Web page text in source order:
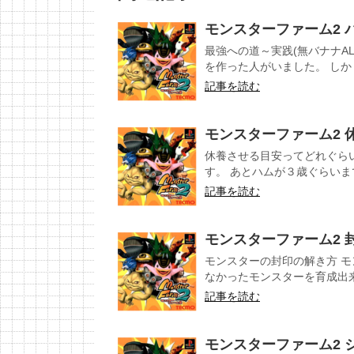
モンスターファーム2
最強への道～実践(無バナナ
を作った人がいました。 し
記事を読む
モンスターファーム2
休養させる目安ってどれぐら
す。 あとハムが３歳ぐらい
記事を読む
モンスターファーム2
モンスターの封印の解き方
なかったモンスターを育成
記事を読む
モンスターファーム2